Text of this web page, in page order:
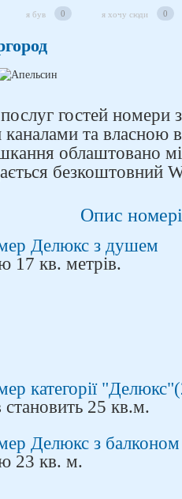
я був 0 я хочу сюди 0
гостей номери з
каналами та власною
облаштовано
безкоштовний
Опис
Делюкс з душем
кв. метрів.
категорії
25 кв.м.
Делюкс з балконом
23 кв. м.
за нами в